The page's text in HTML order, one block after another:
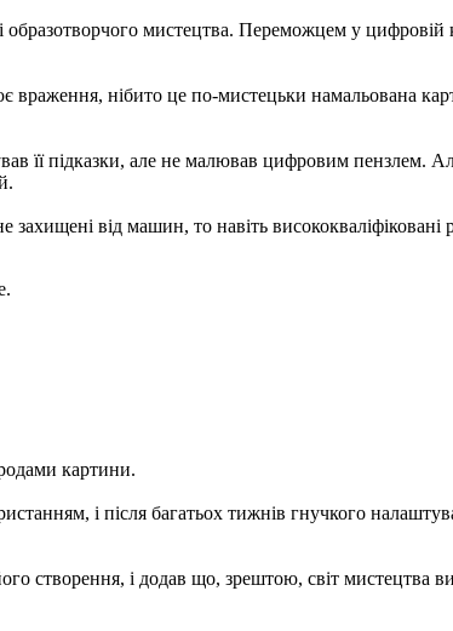
мистецтва. Переможцем у цифровій
нібито це по-мистецьки намальована
її підказки, але не малював цифровим пензлем.
від машин, то навіть
картини.
і після багатьох тижнів гнучкого
створення, і додав що, зрештою, світ мистецтва